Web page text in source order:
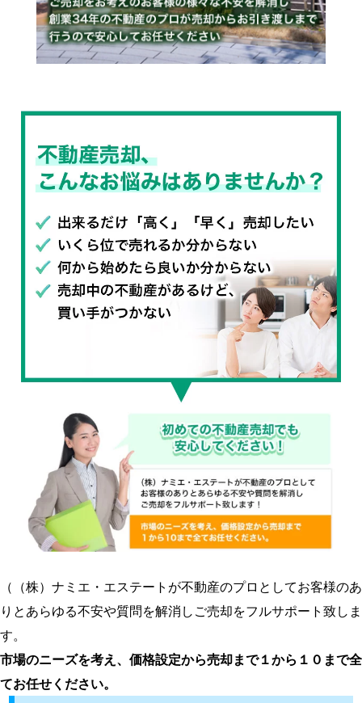
（（株）ナミエ・エステートが不動産のプロとしてお客様のあ
りとあらゆる不安や質問を解消しご売却をフルサポート致しま
す。
市場のニーズを考え、価格設定から売却まで１から１０まで全
てお任せください。